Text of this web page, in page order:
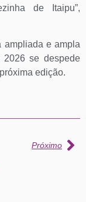
de Itaipu”,
ampliada e ampla
2026 se despede
edição.
Próximo